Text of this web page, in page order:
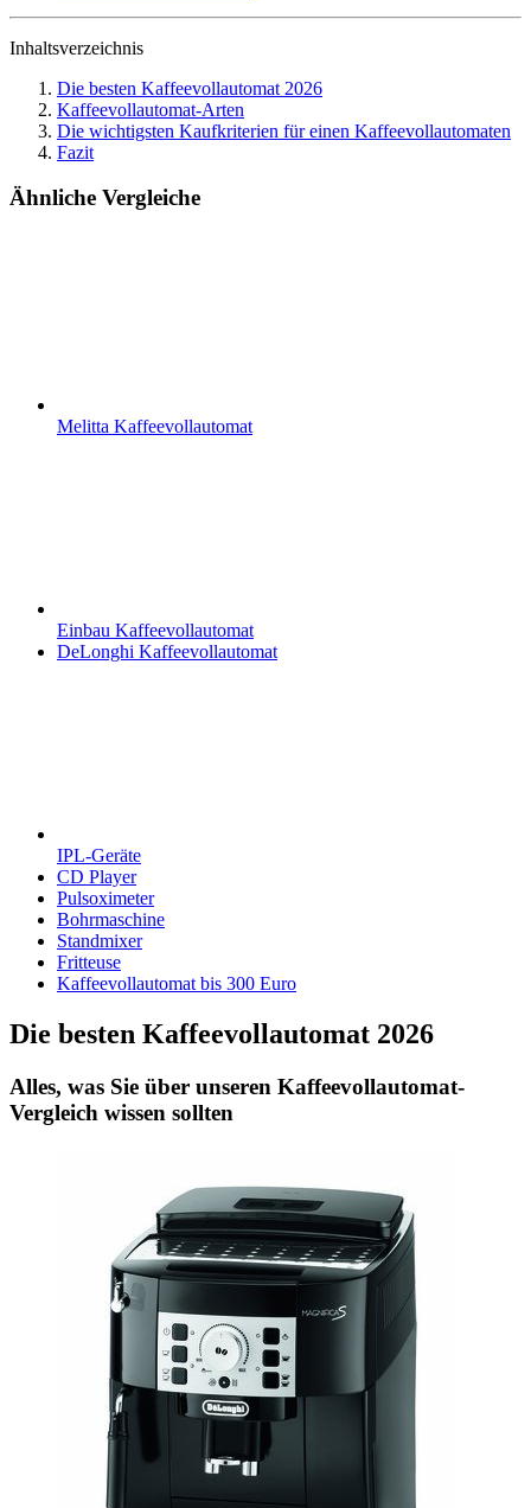
Inhaltsverzeichnis
Die besten Kaffeevollautomat 2026
Kaffeevollautomat-Arten
Die wichtigsten Kaufkriterien für einen Kaffeevollautomaten
Fazit
Ähnliche Vergleiche
Melitta Kaffeevollautomat
Einbau Kaffeevollautomat
DeLonghi Kaffeevollautomat
IPL-Geräte
CD Player
Pulsoximeter
Bohrmaschine
Standmixer
Fritteuse
Kaffeevollautomat bis 300 Euro
Die besten Kaffeevollautomat 2026
Alles, was Sie über unseren Kaffeevollautomat-
Vergleich wissen sollten